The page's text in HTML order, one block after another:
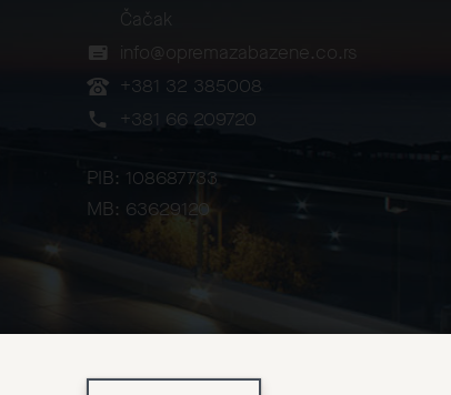
Čačak
info@opremazabazene.co.rs
+381 32 385008
+381 66 209720
PIB: 108687733
MB: 63629120